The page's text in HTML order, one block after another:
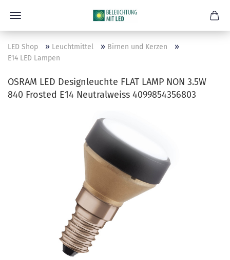
LED Shop » Leuchtmittel » Birnen und Kerzen »
E14 LED Lampen
OSRAM LED Designleuchte FLAT LAMP NON 3.5W
840 Frosted E14 Neutralweiss 4099854356803